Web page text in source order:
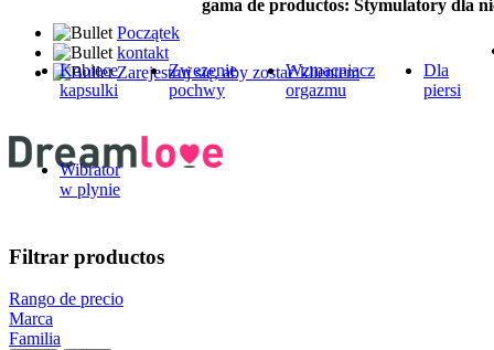
Początek
kontakt
Zarejestruj się, aby zostać klientem
gama de productos: Stymulatory dla
Kobiece
kapsulki
Zwezenie
pochwy
Wzmacniacz
orgazmu
Dla
piersi
Wibrator
w plynie
Filtrar productos
Rango de precio
Marca
Familia